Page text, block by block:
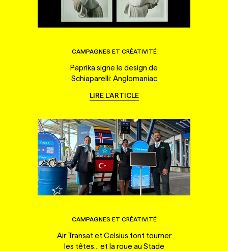
CAMPAGNES ET CRÉATIVITÉ
Paprika signe le design de
Schiaparelli: Anglomaniac
LIRE L'ARTICLE
CAMPAGNES ET CRÉATIVITÉ
Air Transat et Celsius font tourner
les têtes... et la roue au Stade